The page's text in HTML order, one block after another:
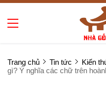
Trang chủ Tin tức Kiến
gì? Ý nghĩa các chữ trên